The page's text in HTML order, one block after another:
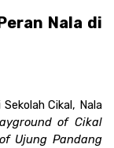
Nala di
Cikal, Nala